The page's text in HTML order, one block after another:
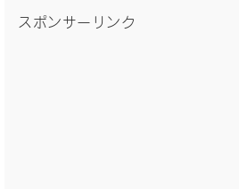
スポンサーリンク